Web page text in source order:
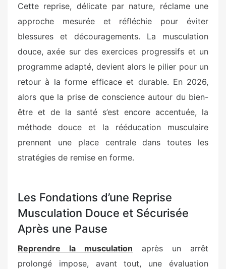
Cette reprise, délicate par nature, réclame une
approche mesurée et réfléchie pour éviter
blessures et découragements. La musculation
douce, axée sur des exercices progressifs et un
programme adapté, devient alors le pilier pour un
retour à la forme efficace et durable. En 2026,
alors que la prise de conscience autour du bien-
être et de la santé s’est encore accentuée, la
méthode douce et la rééducation musculaire
prennent une place centrale dans toutes les
stratégies de remise en forme.
Les Fondations d’une Reprise
Musculation Douce et Sécurisée
Après une Pause
Reprendre la musculation après un arrêt
prolongé impose, avant tout, une évaluation